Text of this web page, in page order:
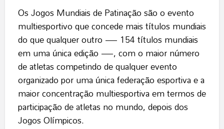
Os Jogos Mundiais de Patinação são o evento
multiesportivo que concede mais títulos mundiais
do que qualquer outro — 154 títulos mundiais
em uma única edição —, com o maior número
de atletas competindo de qualquer evento
organizado por uma única federação esportiva e a
maior concentração multiesportiva em termos de
participação de atletas no mundo, depois dos
Jogos Olímpicos.